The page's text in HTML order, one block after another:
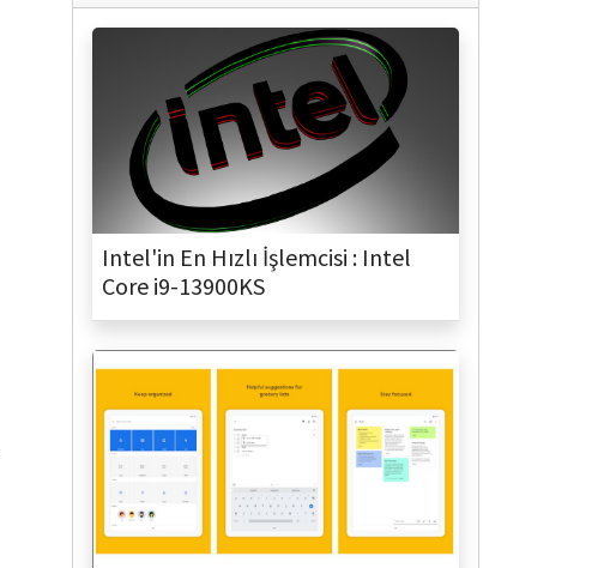
Intel'in En Hızlı İşlemcisi : Intel
Core i9-13900KS